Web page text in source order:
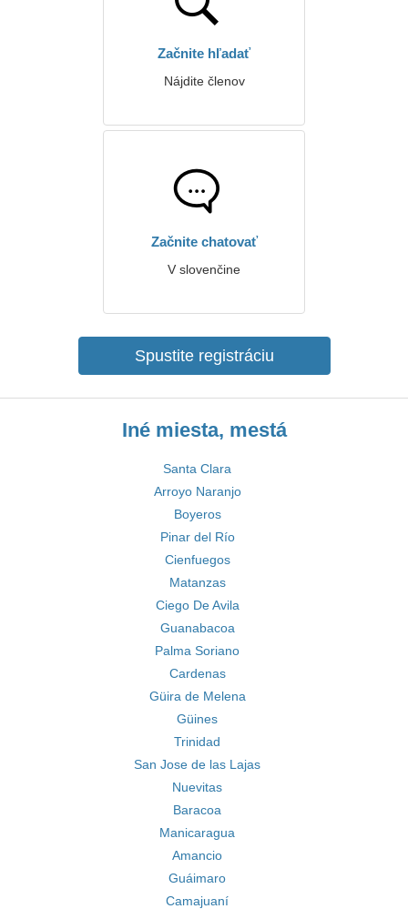
Začnite hľadať
Nájdite členov
Začnite chatovať
V slovenčine
Spustite registráciu
Iné miesta, mestá
Santa Clara
Arroyo Naranjo
Boyeros
Pinar del Río
Cienfuegos
Matanzas
Ciego De Avila
Guanabacoa
Palma Soriano
Cardenas
Güira de Melena
Güines
Trinidad
San Jose de las Lajas
Nuevitas
Baracoa
Manicaragua
Amancio
Guáimaro
Camajuaní